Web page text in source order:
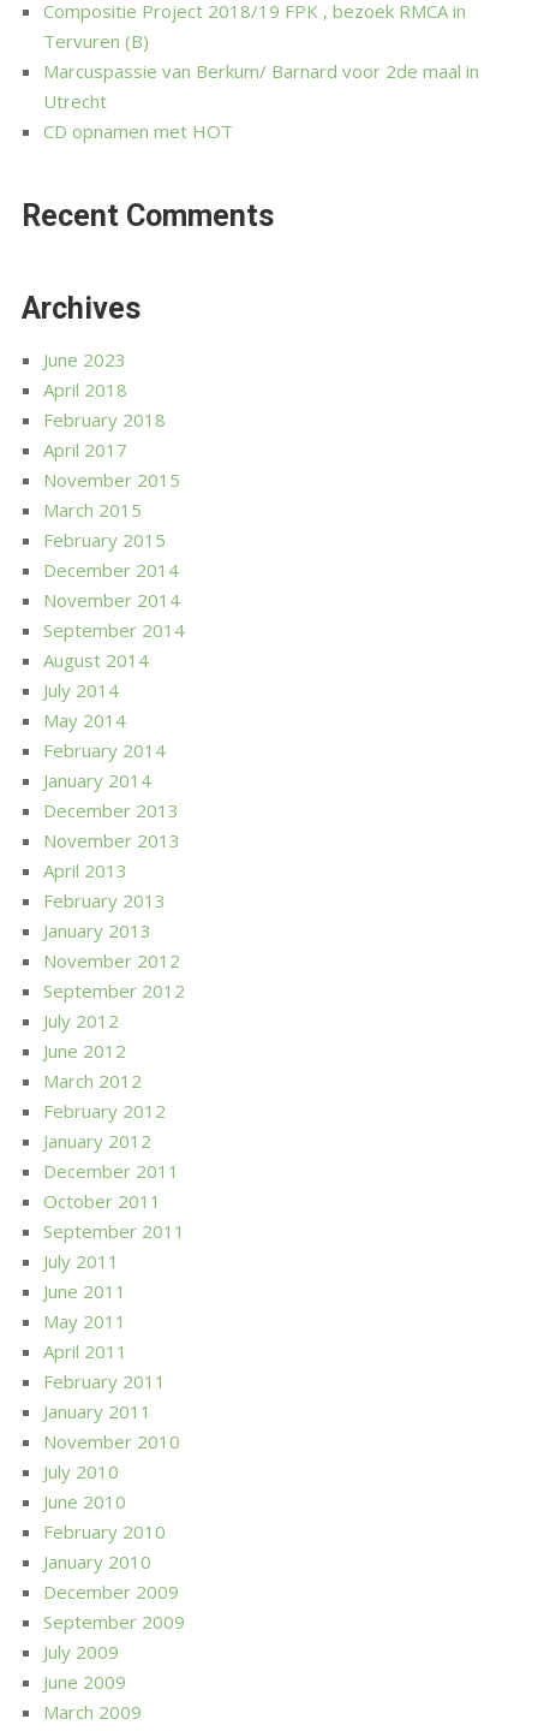
Compositie Project 2018/19 FPK , bezoek RMCA in
Tervuren (B)
Marcuspassie van Berkum/ Barnard voor 2de maal in
Utrecht
CD opnamen met HOT
Recent Comments
Archives
June 2023
April 2018
February 2018
April 2017
November 2015
March 2015
February 2015
December 2014
November 2014
September 2014
August 2014
July 2014
May 2014
February 2014
January 2014
December 2013
November 2013
April 2013
February 2013
January 2013
November 2012
September 2012
July 2012
June 2012
March 2012
February 2012
January 2012
December 2011
October 2011
September 2011
July 2011
June 2011
May 2011
April 2011
February 2011
January 2011
November 2010
July 2010
June 2010
February 2010
January 2010
December 2009
September 2009
July 2009
June 2009
March 2009